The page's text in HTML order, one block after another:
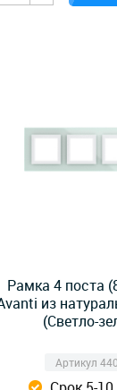
Рамка 4 поста
из
(Светло-
Артикул